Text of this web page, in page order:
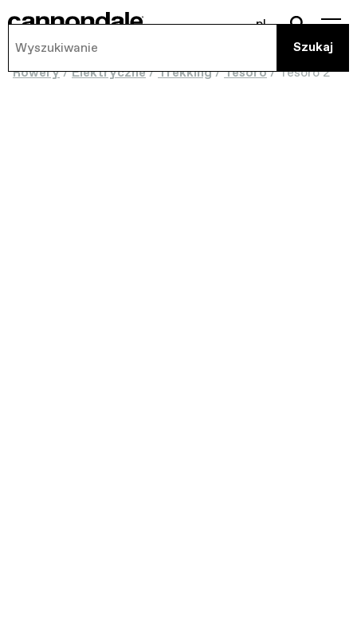
pl
Rowery/Elektryczne/Trekking/Tesoro/Tesoro 2